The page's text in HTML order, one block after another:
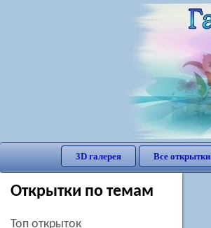
3D галерея Все открытки
Открытки по темам
Топ открыток